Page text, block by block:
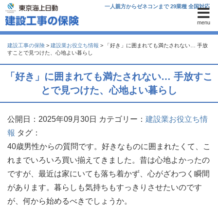
menu
一人親方からゼネコンまで 29業種 全国対応
建設工事の保険 > 建設業お役立ち情報 >
「好き」に囲まれても満たされない… 手放
すことで見つけた、心地よい暮らし
「好き」に囲まれても満たされない… 手放すこ
とで見つけた、心地よい暮らし
公開日：2025年09月30日 カテゴリー： 建設業お役立ち情
報 タグ：
40歳男性からの質問です。好きなものに囲まれたくて、こ
れまでいろいろ買い揃えてきました。昔は心地よかったの
ですが、最近は家にいても落ち着かず、心がざわつく瞬間
があります。暮らしも気持ちもすっきりさせたいのです
が、何から始めるべきでしょうか。